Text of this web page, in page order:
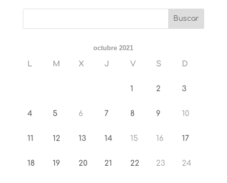
octubre 2021
L M X J V S D
1 2 3
4 5 6 7 8 9 10
11 12 13 14 15 16 17
18 19 20 21 22 23 24